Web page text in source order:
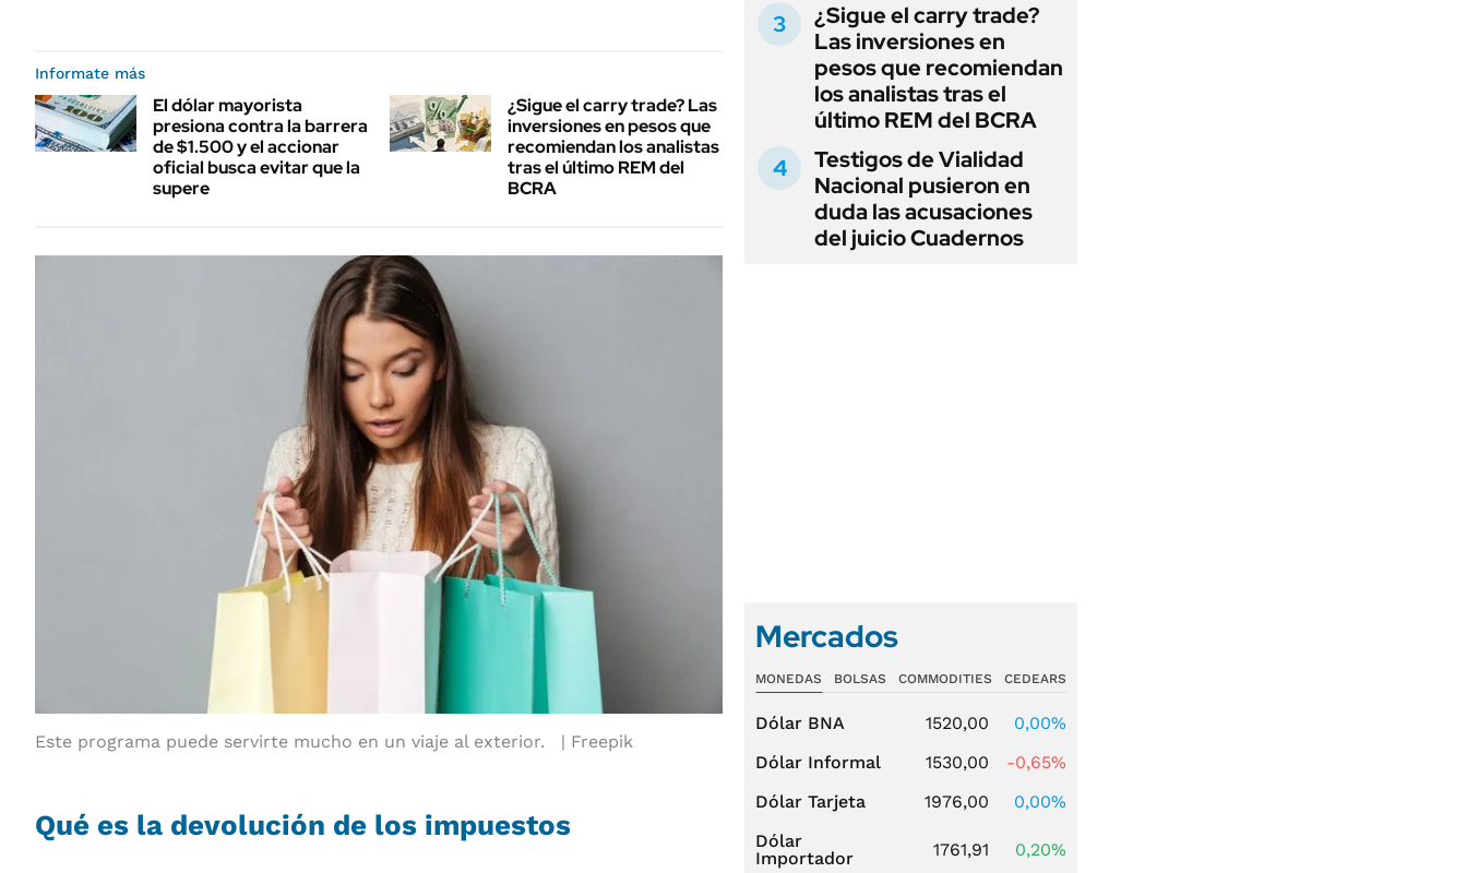
Informate más
El dólar mayorista
presiona contra la barrera
de $1.500 y el accionar
oficial busca evitar que la
supere
¿Sigue el carry trade? Las
inversiones en pesos que
recomiendan los analistas
tras el último REM del
BCRA
Este programa puede servirte mucho en un viaje al exterior. Freepik
Qué es la devolución de los impuestos
¿Sigue el carry trade?
Las inversiones en
pesos que recomiendan
los analistas tras el
último REM del BCRA
Testigos de Vialidad
Nacional pusieron en
duda las acusaciones
del juicio Cuadernos
Mercados
MONEDAS BOLSAS COMMODITIES CEDEARS
Dólar BNA 1520,00
0,00%
Dólar Informal
1530,00
-0,65%
Dólar Tarjeta
1976,00
0,00%
Dólar
Importador
1761,91 0,20%